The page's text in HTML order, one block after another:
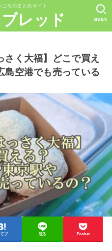
ろのまとめサイト
レッド SEARCH
さく大福】どこで買え
島空港でも売っている
ブ 送る Pocket